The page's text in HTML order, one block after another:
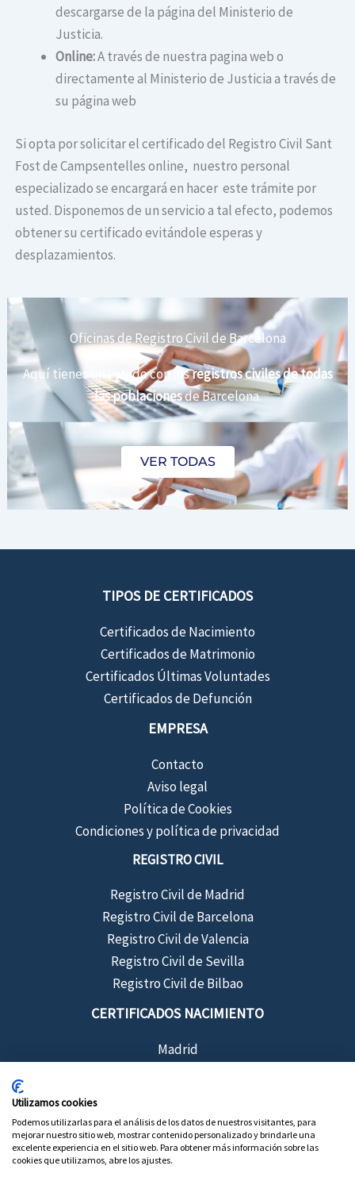
descargarse de la página del Ministerio de
Justicia.
Online:A través de nuestra pagina web o
directamente al Ministerio de Justicia a través de
su página web
Si opta por solicitar el certificado del Registro Civil Sant
Fost de Campsentelles online, nuestro personal
especializado se encargará en hacer este trámite por
usted. Disponemos de un servicio a tal efecto, podemos
obtener su certificado evitándole esperas y
desplazamientos.
Oficinas de Registro Civil de Barcelona
Aquí tienes un listado con losregistros civiles de todas
las poblacionesde Barcelona.
VER TODAS
TIPOS DE CERTIFICADOS
Certificados de Nacimiento
Certificados de Matrimonio
Certificados Últimas Voluntades
Certificados de Defunción
EMPRESA
Contacto
Aviso legal
Política de Cookies
Condiciones y política de privacidad
REGISTRO CIVIL
Registro Civil de Madrid
Registro Civil de Barcelona
Registro Civil de Valencia
Registro Civil de Sevilla
Registro Civil de Bilbao
CERTIFICADOS NACIMIENTO
Madrid
Valencia
Bilbao
Utilizamos cookies
Podemos utilizarlas para el análisis de los datos de nuestros visitantes, para
mejorar nuestro sitio web, mostrar contenido personalizado y brindarle una
excelente experiencia en el sitio web. Para obtener más información sobre las
cookies que utilizamos, abre los ajustes.